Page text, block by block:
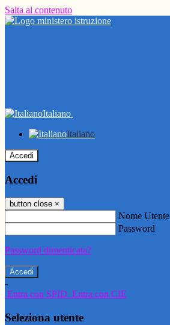
Salta al contenuto
Italiano
Italiano
Accedi
Accedi
button close ×
Nome Utente
Password
Password dimenticata?
-
Entra con SPID Entra con CIE
Seleziona utente